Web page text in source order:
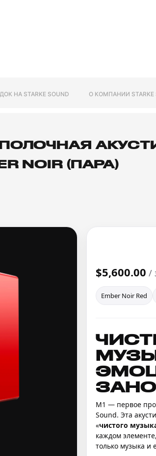
НА STARKE SOUND О КОМПАНИИ STARKE
NOIR (ПАРА)
$5,600.00 /
Ember Noir Red
M1 — первое
Sound. Эта
«чистого
каждом
только музыка и